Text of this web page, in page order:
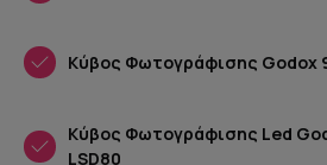
Κύβος Φωτογράφισης Godox
Κύβος Φωτογράφισης Led
LSD80